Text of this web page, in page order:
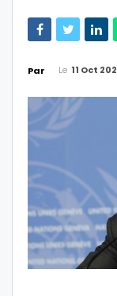
Par Le 11 Oct